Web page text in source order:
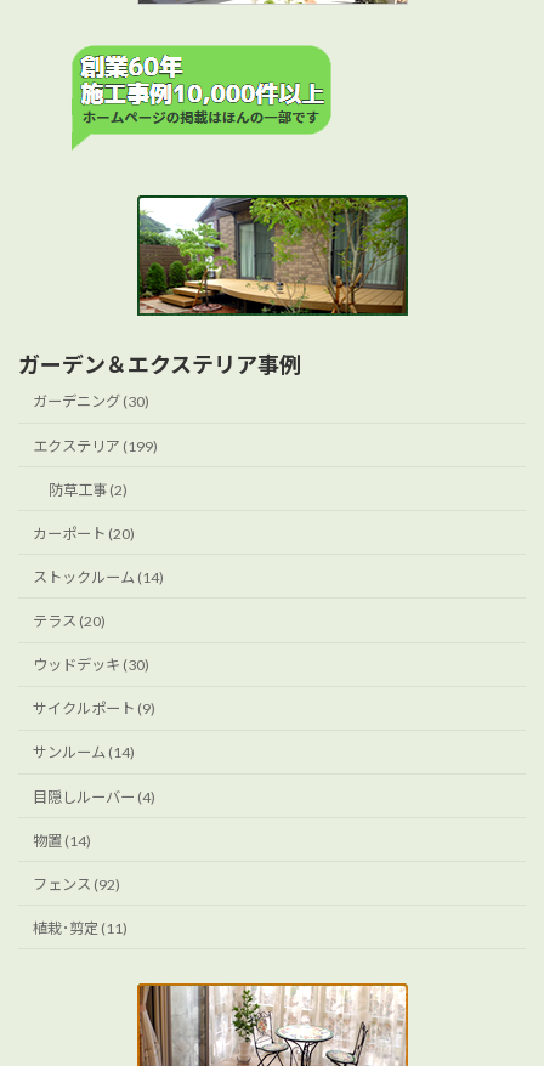
ガーデン＆エクステリア事例
ガーデニング (30)
エクステリア (199)
防草工事 (2)
カーポート (20)
ストックルーム (14)
テラス (20)
ウッドデッキ (30)
サイクルポート (9)
サンルーム (14)
目隠しルーバー (4)
物置 (14)
フェンス (92)
植栽･剪定 (11)